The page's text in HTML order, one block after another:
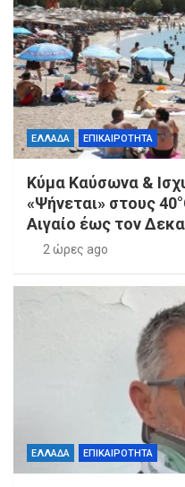
ΕΛΛΑΔΑ ΕΠΙΚΑΙΡΟΤΗΤΑ
Κύμα Καύσωνα &
«Ψήνεται» στους
Αιγαίο έως τον
2 ώρες ago
ΕΛΛΑΔΑ ΕΠΙΚΑΙΡΟΤΗΤΑ